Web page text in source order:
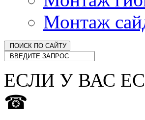
Монтаж
ЕСЛИ У ВАС
☎